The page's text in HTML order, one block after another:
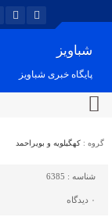
شباویز
پایگاه خبری شباویز
گروه : کهگیلویه و بویراحمد
شناسه : 6385
۰ دیدگاه